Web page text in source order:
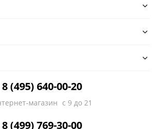
8 (495) 640-00-20
магазин с 9 до 21
8 (499) 769-30-00